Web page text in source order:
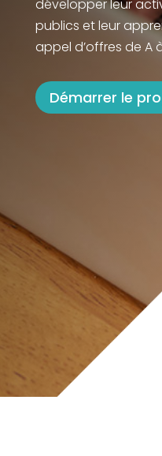
développer leur
publics et leur
appel d’offres de A
Démarrer le